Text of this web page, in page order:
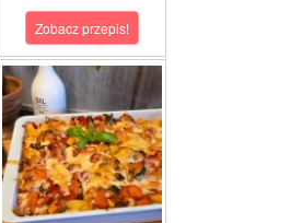
Zobacz przepis!